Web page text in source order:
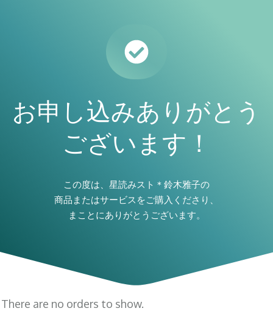
お申し込みありがとう
ございます！
この度は、星読みスト＊鈴木雅子の
商品またはサービスをご購入くださり、
まことにありがとうございます。
There are no orders to show.